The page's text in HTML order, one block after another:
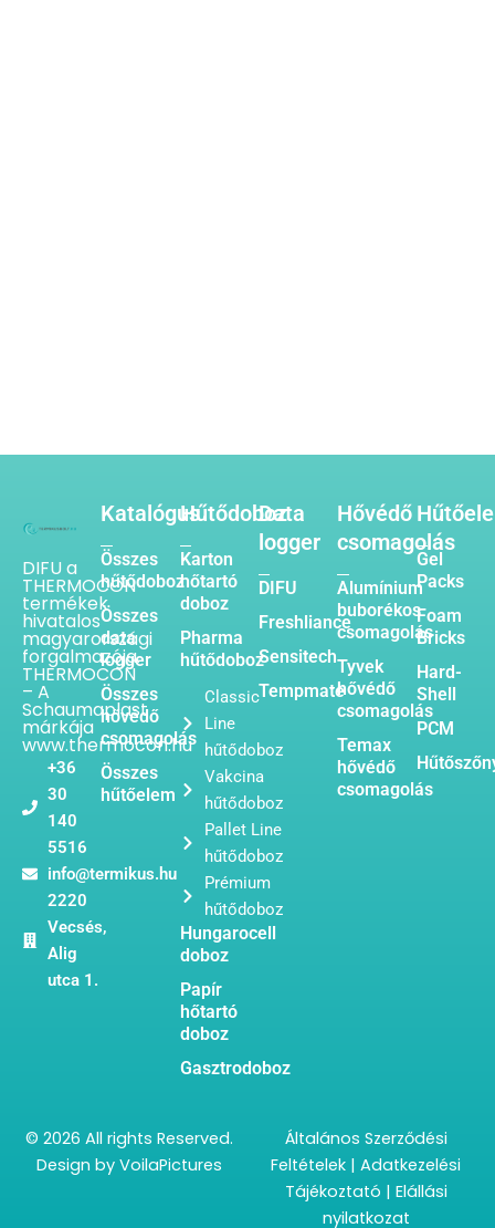
DIFU a
THERMOCON
termékek
hivatalos
magyarországi
forgalmazója.
THERMOCON
– A
Schaumaplast
márkája
www.thermocon.hu
+36
30
140
5516
info@termikus.hu
2220
Vecsés,
Alig
utca 1.
Katalógus
Összes
hűtődoboz
Összes
data
logger
Összes
hővédő
csomagolás
Összes
hűtőelem
Hűtődoboz
Karton
hőtartó
doboz
Pharma
hűtődoboz
Classic
Line
hűtődoboz
Vakcina
hűtődoboz
Pallet Line
hűtődoboz
Prémium
hűtődoboz
Hungarocell
doboz
Papír
hőtartó
doboz
Gasztrodoboz
Data
logger
DIFU
Freshliance
Sensitech
Tempmate
Hővédő
csomagolás
Alumínium
buborékos
csomagolás
Tyvek
hővédő
csomagolás
Temax
hővédő
csomagolás
Gel
Packs
Foam
Bricks
Hard-
Shell
PCM
© 2026 All rights Reserved.
Design by VoilaPictures
Általános Szerződési
Feltételek | Adatkezelési
Tájékoztató | Elállási
nyilatkozat